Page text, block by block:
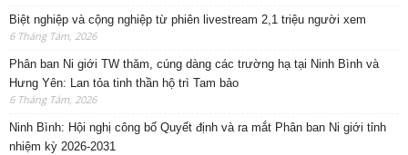
Biệt nghiệp và cộng nghiệp từ phiên livestream 2,1 triệu người xem
6 Tháng Tám, 2026
Phân ban Ni giới TW thăm, cúng dàng các trường hạ tại Ninh Bình và
Hưng Yên: Lan tỏa tinh thần hộ trì Tam bảo
6 Tháng Tám, 2026
Ninh Bình: Hội nghị công bố Quyết định và ra mắt Phân ban Ni giới tỉnh
nhiệm kỳ 2026-2031